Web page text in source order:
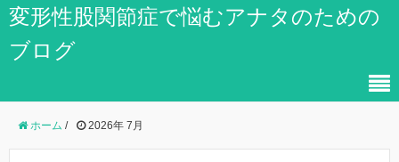
変形性股関節症で悩むアナタのための
ブログ
ホーム / 2026年 7月